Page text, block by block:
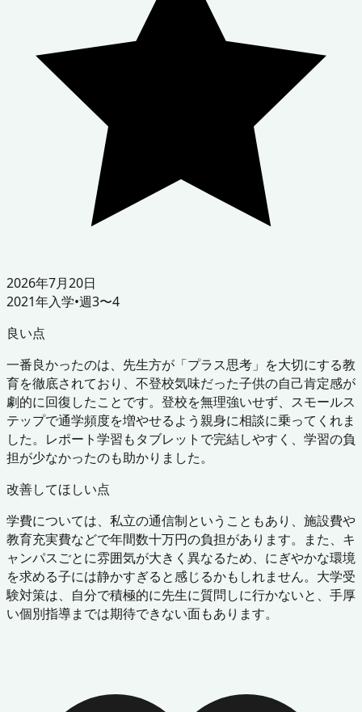
2026年7月20日
2021年入学•週3〜4
良い点
一番良かったのは、先生方が「プラス思考」を大切にする教
育を徹底されており、不登校気味だった子供の自己肯定感が
劇的に回復したことです。登校を無理強いせず、スモールス
テップで通学頻度を増やせるよう親身に相談に乗ってくれま
した。レポート学習もタブレットで完結しやすく、学習の負
担が少なかったのも助かりました。
改善してほしい点
学費については、私立の通信制ということもあり、施設費や
教育充実費などで年間数十万円の負担があります。また、キ
ャンパスごとに雰囲気が大きく異なるため、にぎやかな環境
を求める子には静かすぎると感じるかもしれません。大学受
験対策は、自分で積極的に先生に質問しに行かないと、手厚
い個別指導までは期待できない面もあります。